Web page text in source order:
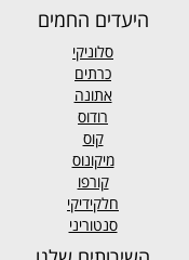
היעדים החמים
סלוניקי
כרתים
אתונה
רודוס
קוס
מיקונוס
קורפו
חלקידיקי
סנטוריני